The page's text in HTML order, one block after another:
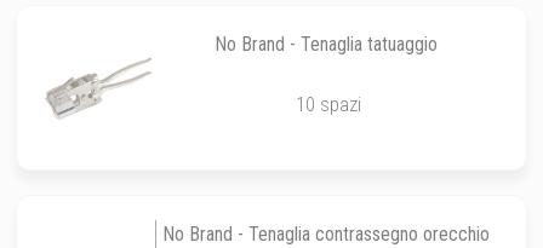
No Brand - Tenaglia tatuaggio
10 spazi
No Brand - Tenaglia contrassegno orecchio